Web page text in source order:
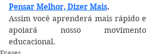
Pensar Melhor, Dizer Mais.
Assim você aprenderá mais rápido e
apoiará nosso movimento
educacional.